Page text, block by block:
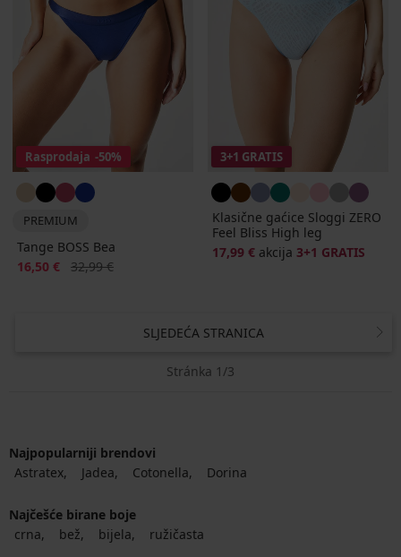
Rasprodaja -50%
PREMIUM
Tange BOSS Bea
Popust
16,50 € Prvobitna cijena
32,99 €
3+1 GRATIS
Klasične gaćice Sloggi ZERO
Feel Bliss High leg
17,99 € akcija 3+1 GRATIS
SLJEDEĆA STRANICA
Stránka 1/3
Najpopularniji brendovi
Astratex
Jadea Cotonella Dorina
Najčešće birane boje
crna
bež bijela ružičasta